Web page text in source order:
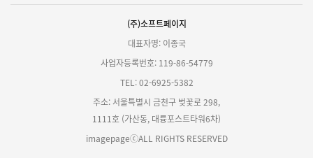
(주)소프트페이지
대표자명: 이종국
사업자등록번호: 119-86-54779
TEL: 02-6925-5382
주소: 서울특별시 금천구 벚꽃로 298,
1111호 (가산동, 대륭포스트타워6차)
imagepageⓒALL RIGHTS RESERVED